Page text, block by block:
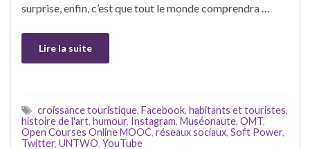
surprise, enfin, c’est que tout le monde comprendra …
Lire la suite
croissance touristique, Facebook, habitants et touristes,
histoire de l'art, humour, Instagram, Muséonaute, OMT,
Open Courses Online MOOC, réseaux sociaux, Soft Power,
Twitter, UNTWO, YouTube